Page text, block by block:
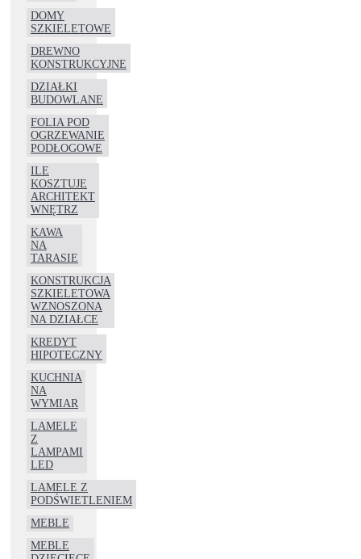
DOMY
SZKIELETOWE
DREWNO
KONSTRUKCYJNE
DZIAŁKI
BUDOWLANE
FOLIA POD
OGRZEWANIE
PODŁOGOWE
ILE
KOSZTUJE
ARCHITEKT
WNĘTRZ
KAWA
NA
TARASIE
KONSTRUKCJA
SZKIELETOWA
WZNOSZONA
NA DZIAŁCE
KREDYT
HIPOTECZNY
KUCHNIA
NA
WYMIAR
LAMELE
Z
LAMPAMI
LED
LAMELE Z
PODŚWIETLENIEM
MEBLE
MEBLE